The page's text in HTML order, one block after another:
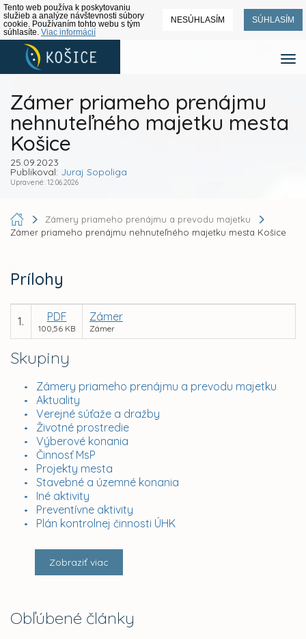
Tento web používa k poskytovaniu
služieb a analýze návštevnosti súbory
cookie. Používaním tohto webu s tým
súhlasíte. Viac informácií
NESÚHLASÍM SÚHLASÍM
Zámer priameho prenájmu
nehnuteľného majetku mesta
Košice
25.09.2023
Publikoval: Juraj Sopoliga
Upravené: 12.06.2026
Skupiny
Zámery priameho prenájmu a prevodu majetku
Aktuality
Verejné súťaže a dražby
Životné prostredie
Výberové konania
Činnosť MsP
Projekty mesta
Stavebné a územné konania
Iné aktivity
Preventívne aktivity
Plán kontrolnej činnosti ÚHK
Zobraziť viac
Obľúbené články
Zámery priameho prenájmu a prevodu majetku
Zámer priameho prenájmu nehnuteľného majetku mesta Košice
Prílohy
1. PDF
100,56 KB
Zámer
Zámer